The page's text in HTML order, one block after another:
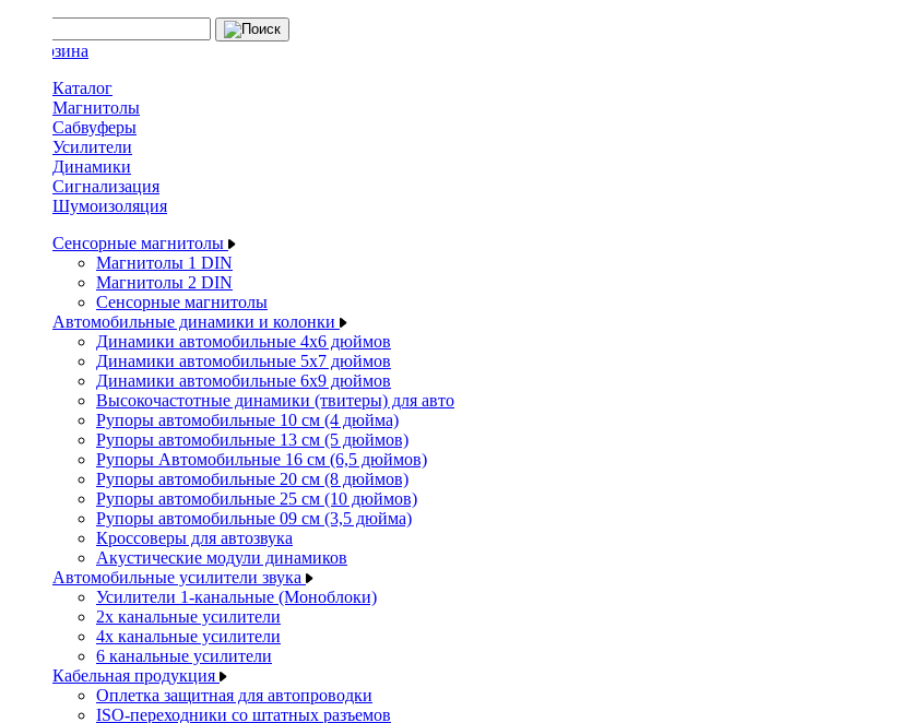
Каталог
Магнитолы
Сабвуферы
Усилители
Динамики
Сигнализация
Шумоизоляция
Сенсорные магнитолы
Магнитолы 1 DIN
Магнитолы 2 DIN
Сенсорные магнитолы
Автомобильные динамики и колонки
Динамики автомобильные 4x6 дюймов
Динамики автомобильные 5x7 дюймов
Динамики автомобильные 6x9 дюймов
Высокочастотные динамики (твитеры) для авто
Рупоры автомобильные 10 см (4 дюйма)
Рупоры автомобильные 13 см (5 дюймов)
Рупоры Автомобильные 16 см (6,5 дюймов)
Рупоры автомобильные 20 см (8 дюймов)
Рупоры автомобильные 25 см (10 дюймов)
Рупоры автомобильные 09 см (3,5 дюйма)
Кроссоверы для автозвука
Акустические модули динамиков
Автомобильные усилители звука
Усилители 1-канальные (Моноблоки)
2х канальные усилители
4х канальные усилители
6 канальные усилители
Кабельная продукция
Оплетка защитная для автопроводки
ISO-переходники со штатных разъемов